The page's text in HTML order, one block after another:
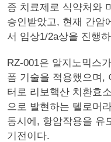
종 치료제로 식약처와
승인받았고, 현재 간암
서 임상1/2a상을 진행
RZ-001은 알지노믹스
폼 기술을 적용했으며,
터로 리보핵산 치환효
으로 발현하는 텔로머
동시에, 항암작용을 유
기전이다.